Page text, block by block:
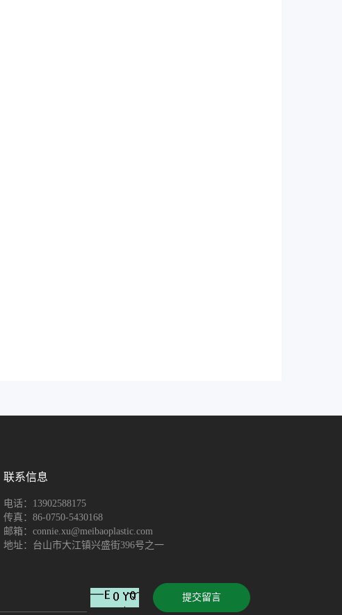
联系信息
电话：13902588175
传真：86-0750-5430168
邮箱：connie.xu@meibaoplastic.com
地址：台山市大江镇兴盛街396号之一
提交留言